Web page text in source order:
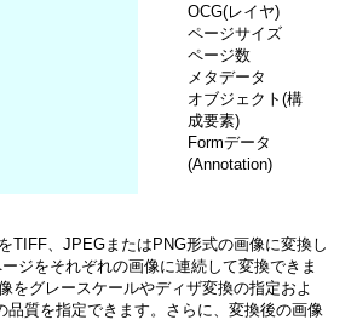
OCG(レイヤ)
ページサイズ
ページ数
メタデータ
オブジェクト(構
成要素)
Formデータ
(Annotation)
TIFF、JPEGまたはPNG形式の画像に変換し
ジをそれぞれの画像に連続して変換できま
をグレースケールやディザ変換の指定およ
品質を指定できます。さらに、変換後の画像